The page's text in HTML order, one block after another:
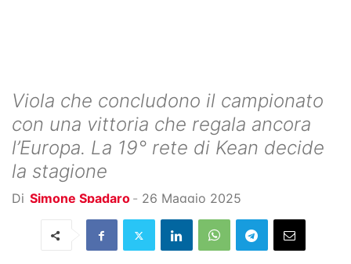
Viola che concludono il campionato
con una vittoria che regala ancora
l’Europa. La 19° rete di Kean decide
la stagione
Di Simone Spadaro - 26 Maggio 2025